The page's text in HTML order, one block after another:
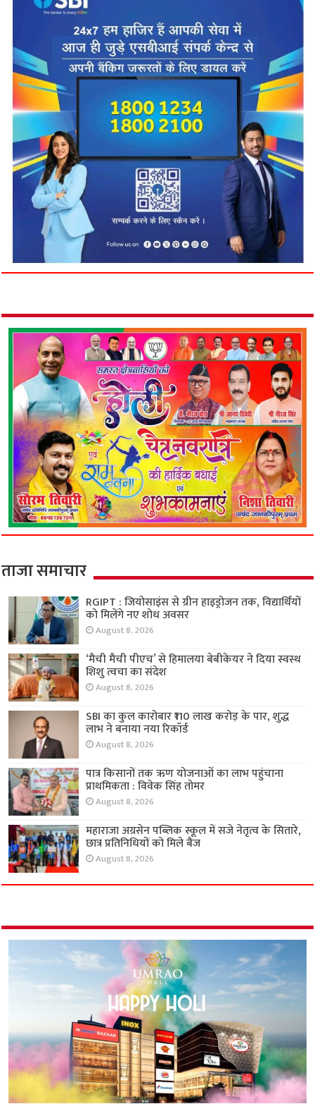
ताजा समाचार
RGIPT : जियोसाइंस से ग्रीन हाइड्रोजन तक, विद्यार्थियों
को मिलेंगे नए शोध अवसर
August 8, 2026
‘मैची मैची पीएच’ से हिमालया बेबीकेयर ने दिया स्वस्थ
शिशु त्वचा का संदेश
August 8, 2026
SBI का कुल कारोबार ₹110 लाख करोड़ के पार, शुद्ध
लाभ ने बनाया नया रिकॉर्ड
August 8, 2026
पात्र किसानों तक ऋण योजनाओं का लाभ पहुंचाना
प्राथमिकता : विवेक सिंह तोमर
August 8, 2026
महाराजा अग्रसेन पब्लिक स्कूल में सजे नेतृत्व के सितारे,
छात्र प्रतिनिधियों को मिले बैज
August 8, 2026